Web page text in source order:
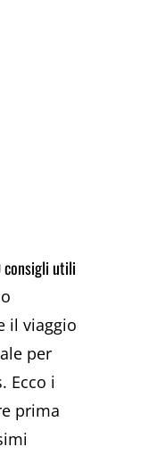
consigli utili
il viaggio
per
Ecco i
prima